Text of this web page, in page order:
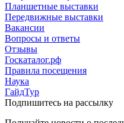
Планшетные выставки
Передвижные выставки
Вакансии
Вопросы и ответы
Отзывы
Госкаталог.рф
Правила посещения
Наука
ГайдТур
Подпишитесь на рассылку